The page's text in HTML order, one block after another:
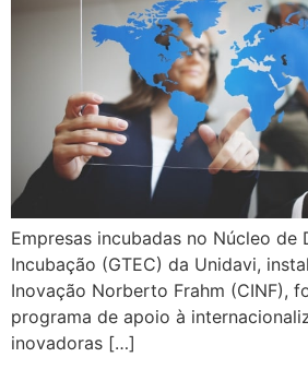
Empresas incubadas no Núcleo de
Incubação (GTEC) da Unidavi,
Inovação Norberto Frahm (CINF),
programa de apoio à
inovadoras […]